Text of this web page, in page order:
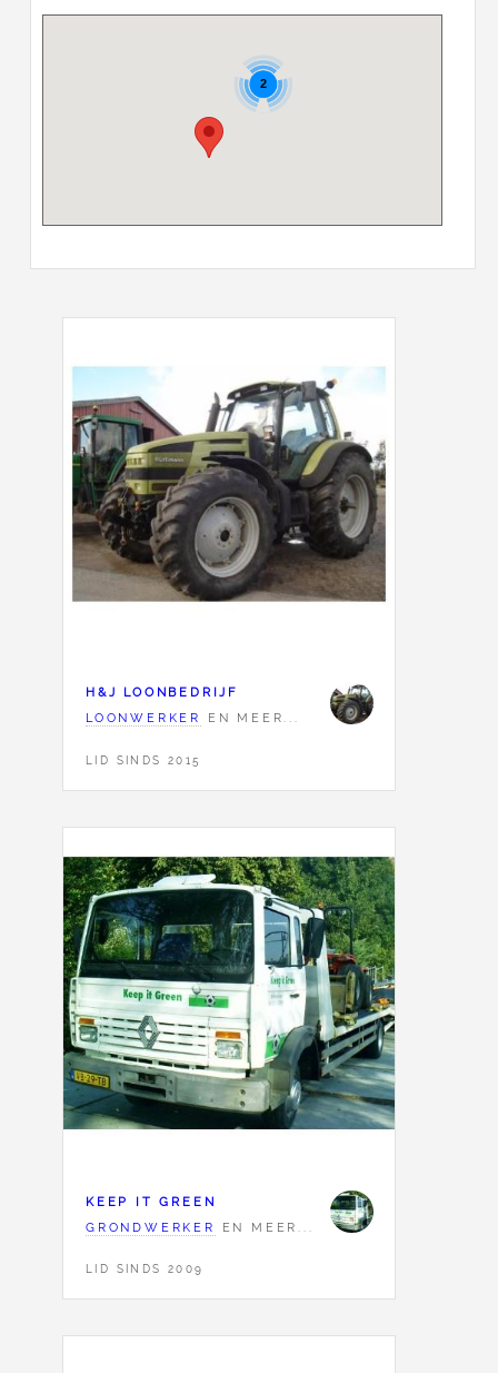
2
H&J LOONBEDRIJF
LOONWERKER
EN MEER...
LID SINDS 2015
KEEP IT GREEN
GRONDWERKER
EN MEER...
LID SINDS 2009